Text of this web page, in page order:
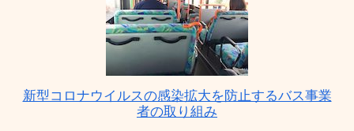
新型コロナウイルスの感染拡大を防止するバス事業
者の取り組み